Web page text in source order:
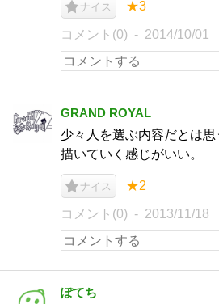
ナイス ★3
コメント(0) 2014/10/01
GRAND ROYAL
少々人を選ぶ内容だとは
描いていく感じがいい。
ナイス ★2
コメント(0) 2013/11/18
ぽてち